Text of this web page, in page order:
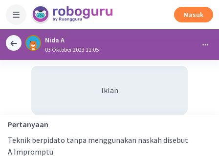
Masuk
Nida A
03 Oktober 2023 11:05
Iklan
Pertanyaan
Teknik berpidato tanpa menggunakan naskah disebut
A.Impromptu